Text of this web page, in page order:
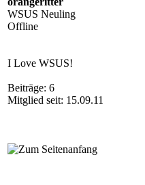
WSUS Neuling
Offline
I Love WSUS!
Beiträge: 6
Mitglied seit: 15.09.11